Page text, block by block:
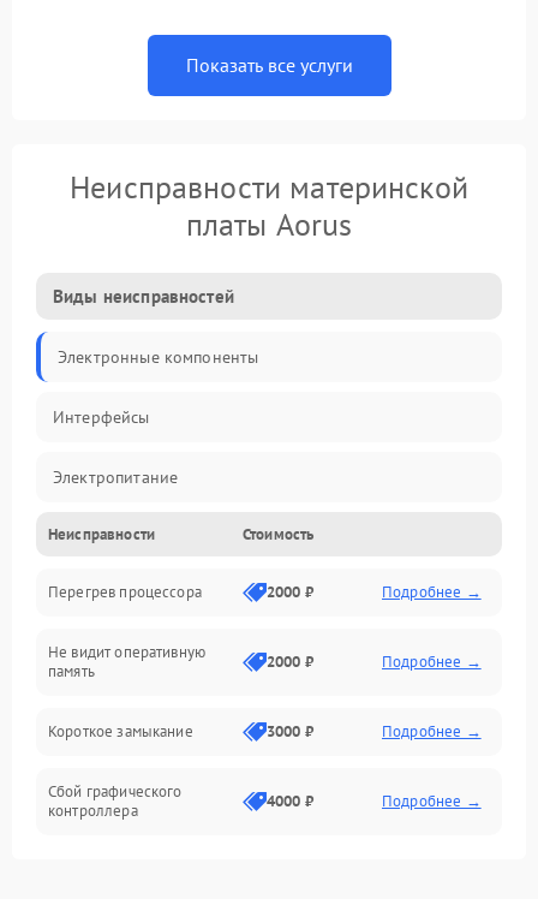
Показать все услуги
Неисправности материнской
платы Aorus
Виды неисправностей
Электронные компоненты
Интерфейсы
Электропитание
Корпус/Герметичность
Механика
ПО/Микропрограмма
Неисправности Стоимость
Перегрев процессора 2000 ₽ Подробнее →
Не видит оперативную
память
2000 ₽ Подробнее →
Короткое замыкание 3000 ₽ Подробнее →
Сбой графического
контроллера
4000 ₽ Подробнее →